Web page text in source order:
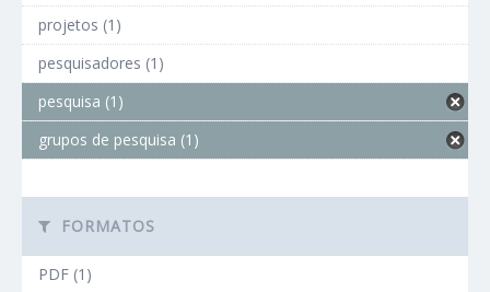
projetos (1)
pesquisadores (1)
pesquisa (1)
grupos de pesquisa (1)
FORMATOS
PDF (1)